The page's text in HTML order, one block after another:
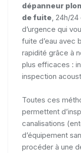
dépanneur
de fuite , 24h/
d’urgence qui
fuite d’eau avec
rapidité grâce à
plus efficaces :
inspection
Toutes ces
permettent
canalisations
d’équipement
procéder à une